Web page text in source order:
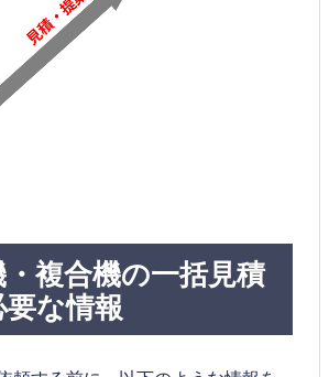
・複合機の一括見積
な情報